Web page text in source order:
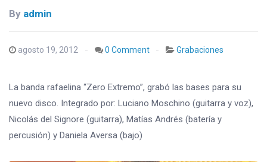
By admin
agosto 19, 2012 0 Comment Grabaciones
La banda rafaelina “Zero Extremo”, grabó las bases para su
nuevo disco. Integrado por: Luciano Moschino (guitarra y voz),
Nicolás del Signore (guitarra), Matías Andrés (batería y
percusión) y Daniela Aversa (bajo)